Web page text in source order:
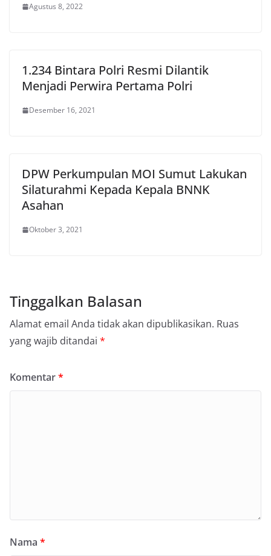
Agustus 8, 2022
1.234 Bintara Polri Resmi Dilantik
Menjadi Perwira Pertama Polri
Desember 16, 2021
DPW Perkumpulan MOI Sumut Lakukan
Silaturahmi Kepada Kepala BNNK
Asahan
Oktober 3, 2021
Tinggalkan Balasan
Alamat email Anda tidak akan dipublikasikan. Ruas
yang wajib ditandai *
Komentar*
Nama *